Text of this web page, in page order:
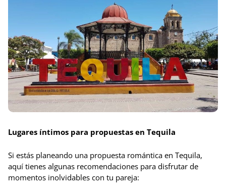
Lugares íntimos para propuestas en Tequila
Si estás planeando una propuesta romántica en Tequila,
aquí tienes algunas recomendaciones para disfrutar de
momentos inolvidables con tu pareja: